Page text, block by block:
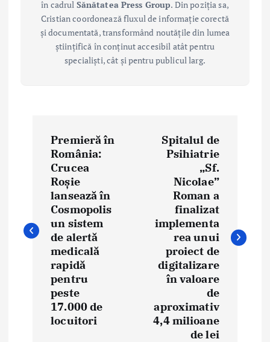
în cadrul Sănătatea Press Group. Din poziția sa,
Cristian coordonează fluxul de informație corectă
și documentată, transformând noutățile din lumea
științifică în conținut accesibil atât pentru
specialiști, cât și pentru publicul larg.
n
Premieră în
România:
Crucea
Roșie
lansează în
Cosmopolis
un sistem
de alertă
medicală
rapidă
pentru
peste
17.000 de
locuitori
Spitalul de
Psihiatrie
„Sf.
Nicolae”
Roman a
finalizat
implementa
rea unui
proiect de
digitalizare
în valoare
de
aproximativ
4,4 milioane
de lei